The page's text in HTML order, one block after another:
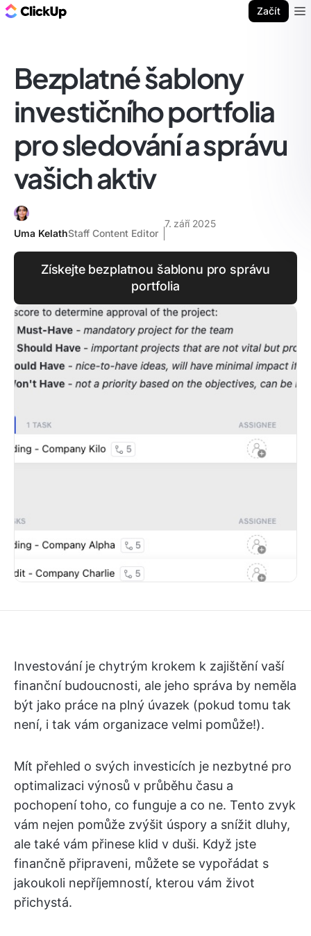
Začít
Bezplatné šablony
investičního portfolia
pro sledování a správu
vašich aktiv
Uma KelathStaff Content Editor
7. září 2025
Získejte bezplatnou šablonu pro správu
portfolia
Investování je chytrým krokem k zajištění vaší
finanční budoucnosti, ale jeho správa by neměla
být jako práce na plný úvazek (pokud tomu tak
není, i tak vám organizace velmi pomůže!).
Mít přehled o svých investicích je nezbytné pro
optimalizaci výnosů v průběhu času a
pochopení toho, co funguje a co ne. Tento zvyk
vám nejen pomůže zvýšit úspory a snížit dluhy,
ale také vám přinese klid v duši. Když jste
finančně připraveni, můžete se vypořádat s
jakoukoli nepříjemností, kterou vám život
přichystá.